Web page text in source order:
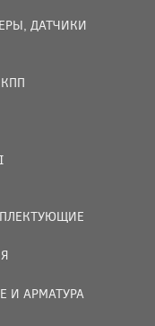
ДАТЧИКИ
И АРМАТУРА